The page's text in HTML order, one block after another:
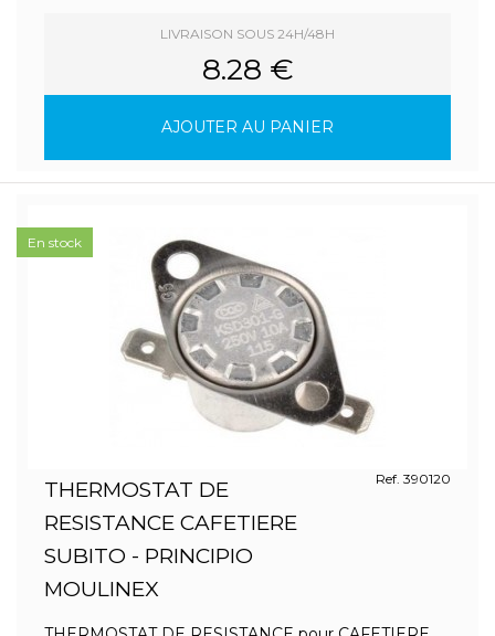
LIVRAISON SOUS 24H/48H
8.28 €
AJOUTER AU PANIER
THERMOSTAT DE
RESISTANCE CAFETIERE
SUBITO - PRINCIPIO
MOULINEX
Ref. 390120
En stock